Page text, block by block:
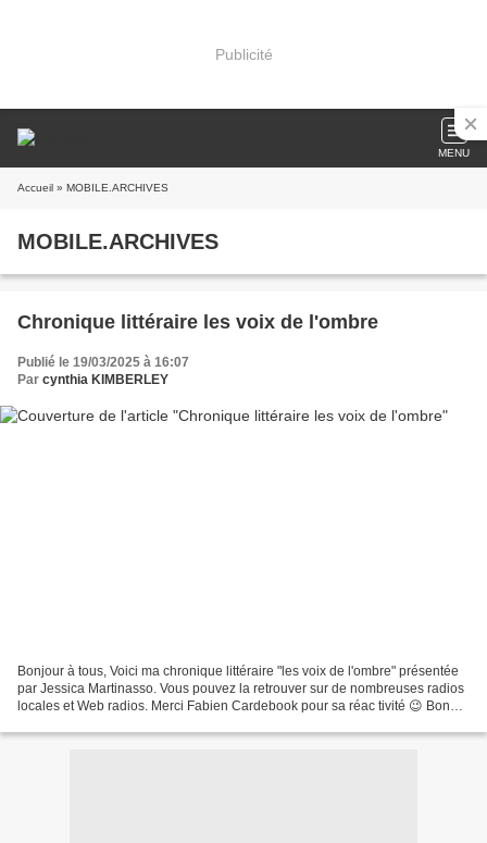
Publicité
MENU
Accueil » MOBILE.ARCHIVES
MOBILE.ARCHIVES
Chronique littéraire les voix de l'ombre
Publié le 19/03/2025 à 16:07
Par cynthia KIMBERLEY
Bonjour à tous, Voici ma chronique littéraire "les voix de l'ombre" présentée
par Jessica Martinasso. Vous pouvez la retrouver sur de nombreuses radios
locales et Web radios. Merci Fabien Cardebook pour sa réac tivité 😉 Bonne